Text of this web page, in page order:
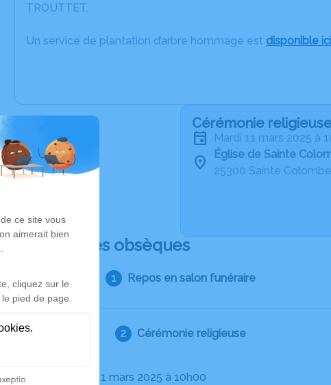
TROUTTET.
Un service de plantation d’arbre hommage est disponible ici
Cérémonie
mardi 11 mars 2025 à
Église de Sainte
25300 Sainte Colombe
Déroulé des obsèques
Repos en salon funéraire
Cérémonie religieuse
Le mardi 11 mars 2025 à 10h00